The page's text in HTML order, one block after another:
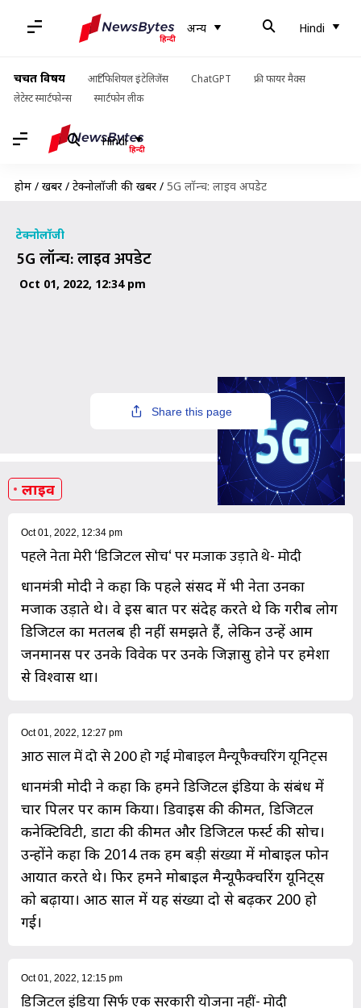
अन्य Hindi
चर्चित विषय आर्टिफिशियल इंटेलिजेंस ChatGPT
फ्री फायर मैक्स
लेटेस्ट स्मार्टफोन्स
स्मार्टफोन लीक
Hindi
होम / खबरें / टेक्नोलॉजी की खबरें / 5G लॉन्च: लाइव अपडेट
टेक्नोलॉजी
5G लॉन्च: लाइव अपडेट
Oct 01, 2022, 12:34 pm
Share this page
लाइव
Oct 01, 2022, 12:34 pm
पहले नेता मेरी ‘डिजिटल सोच‘ पर मजाक उड़ाते थे- मोदी
प्रधानमंत्री मोदी ने कहा कि पहले संसद में भी नेता उनका
मजाक उड़ाते थे। वे इस बात पर संदेह करते थे कि गरीब लोग
डिजिटल का मतलब ही नहीं समझते हैं, लेकिन उन्हें आम
जनमानस पर उनके विवेक पर उनके जिज्ञासु होने पर हमेशा
से विश्वास था।
Oct 01, 2022, 12:27 pm
आठ साल में दो से 200 हो गई मोबाइल मैन्यूफैक्चरिंग यूनिट्स
प्रधानमंत्री मोदी ने कहा कि हमने डिजिटल इंडिया के संबंध में
चार पिलर पर काम किया। डिवाइस की कीमत, डिजिटल
कनेक्टिविटी, डाटा की कीमत और डिजिटल फर्स्ट की सोच।
उन्होंने कहा कि 2014 तक हम बड़ी संख्या में मोबाइल फोन
आयात करते थे। फिर हमने मोबाइल मैन्यूफैक्चरिंग यूनिट्स
को बढ़ाया। आठ साल में यह संख्या दो से बढ़कर 200 हो
गई।
Oct 01, 2022, 12:15 pm
डिजिटल इंडिया सिर्फ एक सरकारी योजना नहीं- मोदी